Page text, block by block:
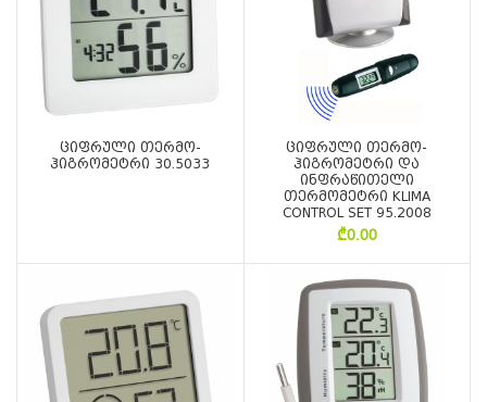
ციფრული თერმო-
ჰიგრომეტრი 30.5033
ციფრული თერმო-
ჰიგრომეტრი და
ინფრაწითელი
თერმომეტრი KLIMA
CONTROL SET 95.2008
₾0.00